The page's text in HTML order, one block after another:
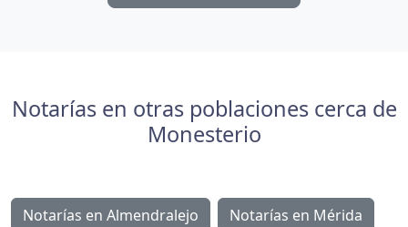
Notarías en otras poblaciones cerca de
Monesterio
Notarías en Almendralejo Notarías en Mérida